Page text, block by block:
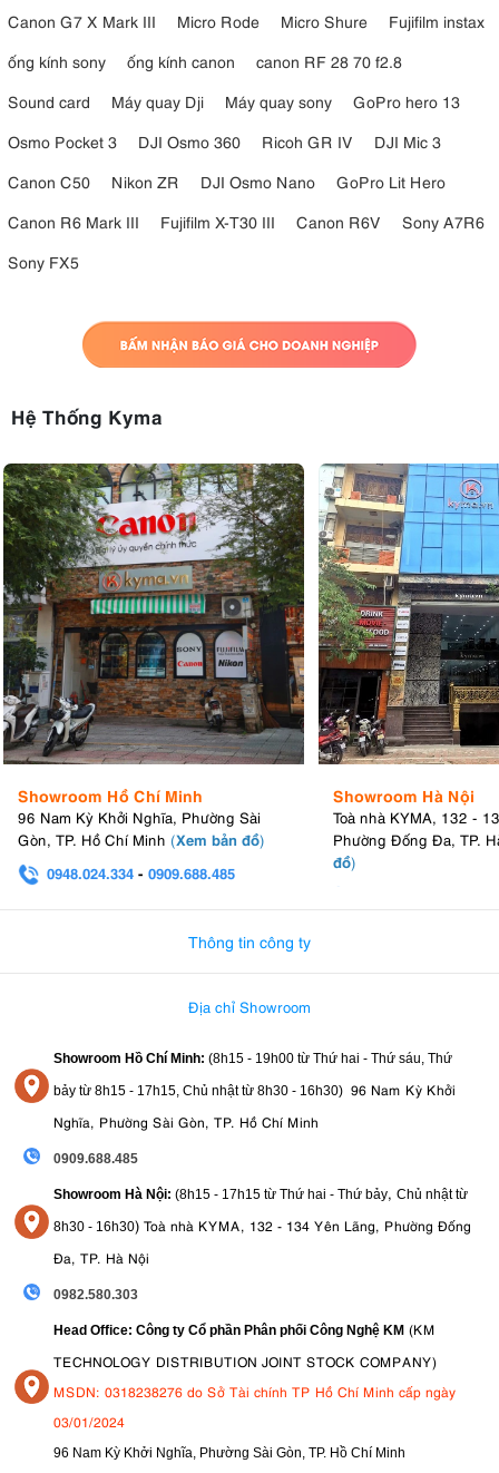
Canon G7 X Mark III
Micro Rode Micro Shure
Fujifilm instax
ống kính sony
ống kính canon
canon RF 28 70 f2.8
Sound card
Máy quay Dji Máy quay sony
GoPro hero 13
Osmo Pocket 3
DJI Osmo 360 Ricoh GR IV
DJI Mic 3
Canon C50
Nikon ZR DJI Osmo Nano
GoPro Lit Hero
Canon R6 Mark III
Fujifilm X-T30 III Canon R6V
Sony A7R6
Sony FX5
Hệ Thống Kyma
Showroom Hồ Chí Minh
96 Nam Kỳ Khởi Nghĩa, Phường Sài
Gòn, TP. Hồ Chí Minh (Xem bản đồ)
0948.024.334 - 0909.688.485
Showroom Hà Nội
Toà nhà KYMA, 132 -
Phường Đống Đa, TP.
đồ)
Thông tin công ty
Địa chỉ Showroom
Showroom Hồ Chí Minh: (8h15 - 19h00 từ Thứ hai - Thứ sáu, Thứ
bảy từ 8h15 - 17h15, Chủ nhật từ 8h30 - 16h30) 96 Nam Kỳ Khởi
Nghĩa, Phường Sài Gòn, TP. Hồ Chí Minh
0909.688.485
Showroom Hà Nội: (8h15 - 17h15 từ Thứ hai - Thứ bảy, Chủ nhật từ
8h30 - 16h30) Toà nhà KYMA, 132 - 134 Yên Lãng, Phường Đống
Đa, TP. Hà Nội
0982.580.303
Head Office: Công ty Cổ phần Phân phối Công Nghệ KM (KM
TECHNOLOGY DISTRIBUTION JOINT STOCK COMPANY)
MSDN: 0318238276 do Sở Tài chính TP Hồ Chí Minh cấp ngày
03/01/2024
96 Nam Kỳ Khởi Nghĩa, Phường Sài Gòn, TP. Hồ Chí Minh